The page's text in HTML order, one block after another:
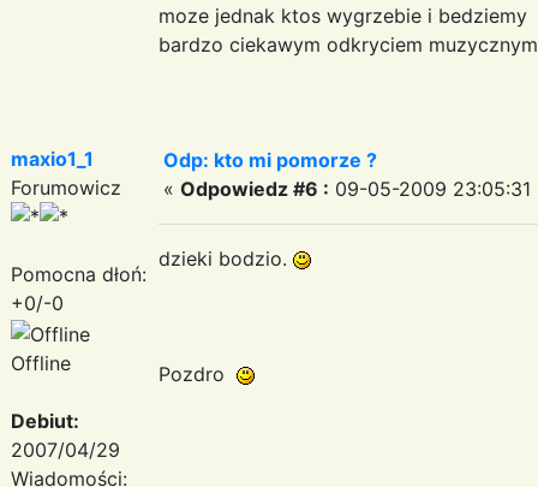
moze jednak ktos wygrzebie i
bardzo ciekawym odkryciem
maxio1_1
Forumowicz
Pomocna dłoń:
+0/-0
Offline
Debiut:
2007/04/29
Wiadomości:
Odp: kto mi pomorze ?
« Odpowiedz #6 : 09-05-2009 23:05:31
dzieki bodzio.
Pozdro